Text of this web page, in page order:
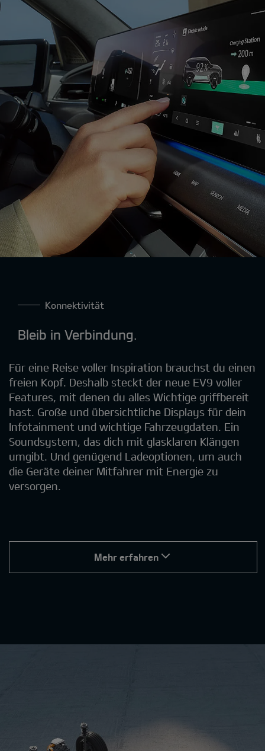
Konnektivität
Bleib in Verbindung.
Für eine Reise voller Inspiration brauchst du einen
freien Kopf. Deshalb steckt der neue EV9 voller
Features, mit denen du alles Wichtige griffbereit
hast. Große und übersichtliche Displays für dein
Infotainment und wichtige Fahrzeugdaten. Ein
Soundsystem, das dich mit glasklaren Klängen
umgibt. Und genügend Ladeoptionen, um auch
die Geräte deiner Mitfahrer mit Energie zu
versorgen.
Mehr erfahren